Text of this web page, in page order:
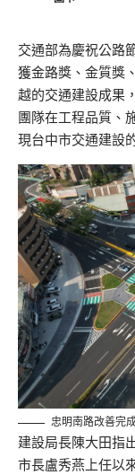
交通部為慶祝公路
獲金路獎、金質獎
越的交通建設成果
團隊在工程品質、
現台中市交通建設
忠明南路改善完
建設局長陳大田指
市長盧秀燕上任以